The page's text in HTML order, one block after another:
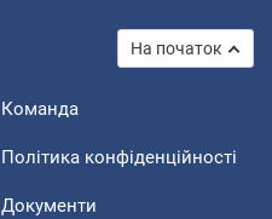
На початок
Команда
Політика конфіденційності
Документи